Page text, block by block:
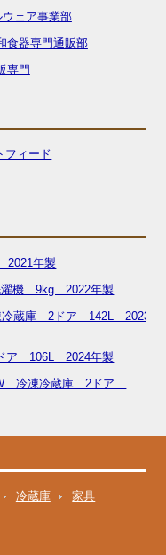
ウェア事業部
食器専門通販部
専門
フィード
年製
機 9kg 2022年製
冷蔵庫 2ドア 142L 2023
ア 106L 2024年製
冷凍冷蔵庫 2ドア
冷蔵庫
家具